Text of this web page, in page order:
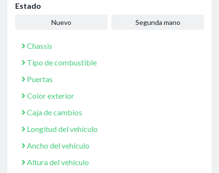
Estado
Nuevo Segunda mano
Chassis
Tipo de combustible
Puertas
Color exterior
Caja de cambios
Longitud del vehículo
Ancho del vehículo
Altura del vehículo